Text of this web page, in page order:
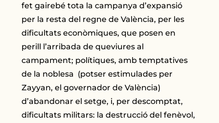
fet gairebé tota la campanya d’expansió
per la resta del regne de València, per les
dificultats econòmiques, que posen en
perill l’arribada de queviures al
campament; polítiques, amb temptatives
de la noblesa (potser estimulades per
Zayyan, el governador de València)
d’abandonar el setge, i, per descomptat,
dificultats militars: la destrucció del fenèvol,